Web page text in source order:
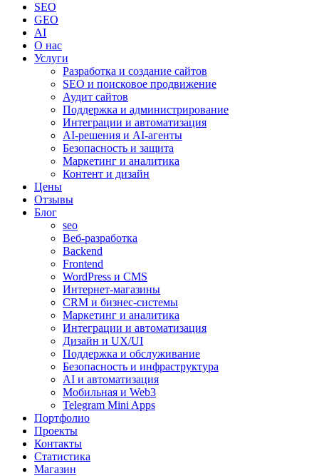
SEO
GEO
AI
О нас
Услуги
Разработка и создание сайтов
SEO и поисковое продвижение
Аудит сайтов
Поддержка и администрирование
Интеграции и автоматизация
AI-решения и AI-агенты
Безопасность и защита
Маркетинг и аналитика
Контент и дизайн
Цены
Отзывы
Блог
seo
Веб-разработка
Backend
Frontend
WordPress и CMS
Интернет-магазины
CRM и бизнес-системы
Маркетинг и аналитика
Интеграции и автоматизация
Дизайн и UX/UI
Поддержка и обслуживание
Безопасность и инфраструктура
AI и автоматизация
Мобильная и Web3
Telegram Mini Apps
Портфолио
Проекты
Контакты
Статистика
Магазин